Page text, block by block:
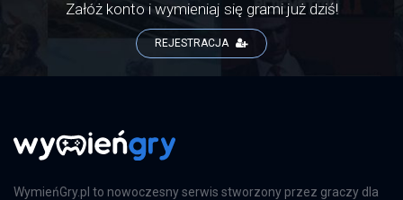
Załóż konto i wymieniaj się grami już dziś!
REJESTRACJA
WymieńGry.pl to nowoczesny serwis stworzony przez graczy dla